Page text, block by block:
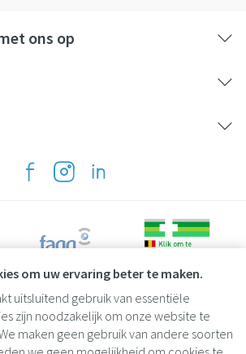
om uw ervaring beter te maken.
uitsluitend gebruik van essentiële
zijn noodzakelijk om onze website te
maken geen gebruik van andere soorten
ons op